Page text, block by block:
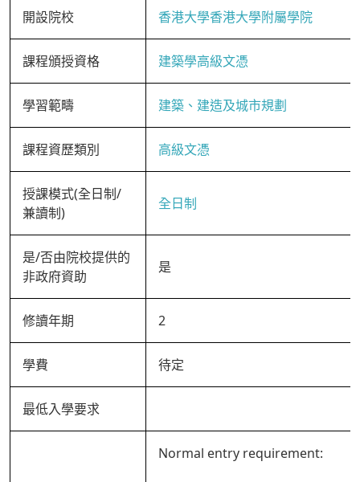
開設院校 香港大學香港大學附屬學院
課程頒授資格 建築學高級文憑
學習範疇 建築、建造及城市規劃
課程資歷類別 高級文憑
授課模式(全日制/
兼讀制)
全日制
是/否由院校提供的
非政府資助
是
修讀年期 2
學費 待定
最低入學要求
Normal entry requirement: